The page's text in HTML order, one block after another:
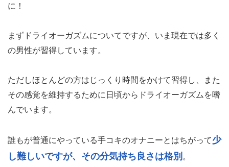
に！
まずドライオーガズムについてですが、いま現在では多く
の男性が習得しています。
ただしほとんどの方はじっくり時間をかけて習得し、また
その感覚を維持するために日頃からドライオーガズムを嗜
んでいます。
誰もが普通にやっている手コキのオナニーとはちがって少
し難しいですが、その分気持ち良さは格別 。